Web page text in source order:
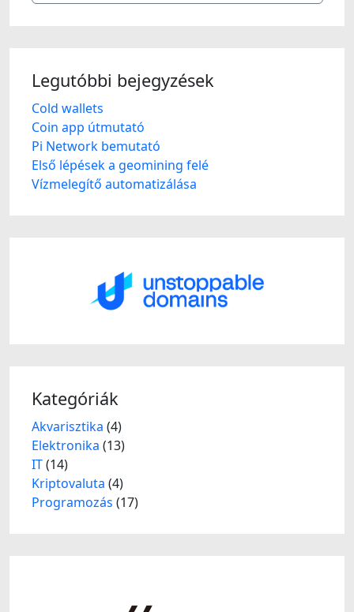
Legutóbbi bejegyzések
Cold wallets
Coin app útmutató
Pi Network bemutató
Első lépések a geomining felé
Vízmelegítő automatizálása
Kategóriák
Akvarisztika (4)
Elektronika (13)
IT(14)
Kriptovaluta (4)
Programozás (17)